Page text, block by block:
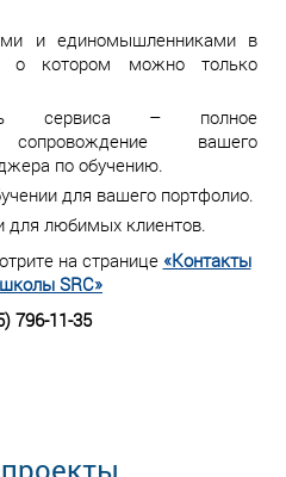
и единомышленниками в
о котором можно только
сервиса – полное
сопровождение вашего
по обучению.
для вашего портфолио.
для любимых клиентов.
на странице «Контакты
SRC»
796-11-35